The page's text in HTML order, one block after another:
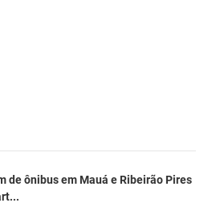
de ônibus em Mauá e Ribeirão Pires